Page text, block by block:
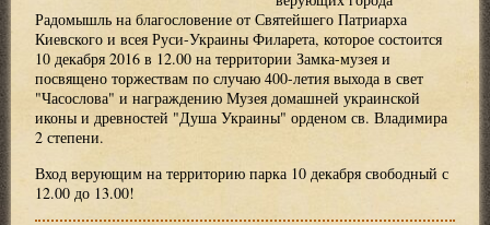
Радомышль на благословение от Святейшего Патриарха
Киевского и всея Руси-Украины Филарета, которое состоится
10 декабря 2016 в 12.00 на территории Замка-музея и
посвящено торжествам по случаю 400-летия выхода в свет
"Часослова" и награждению Музея домашней украинской
иконы и древностей "Душа Украины" орденом св. Владимира
2 степени.
Вход верующим на территорию парка 10 декабря свободный с
12.00 до 13.00!